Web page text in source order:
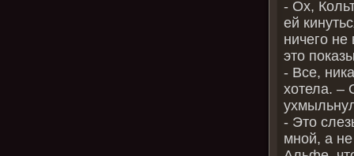
- Ох,
ей
ничего
это
- Все,
хотела. –
- Это
мной, а